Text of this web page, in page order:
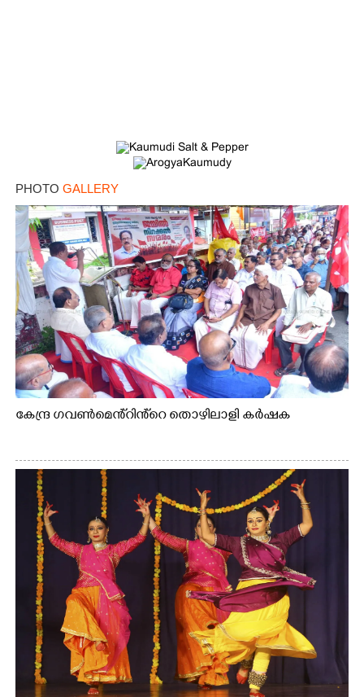
PHOTO GALLERY
കേന്ദ്ര ഗവൺമെൻ്റിൻ്റെ തൊഴിലാളി കർഷക